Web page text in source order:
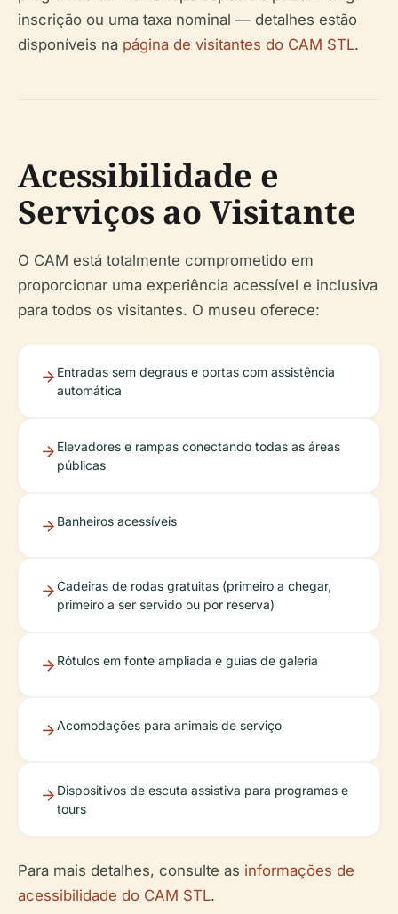
inscrição ou uma taxa nominal — detalhes estão
disponíveis na página de visitantes do CAM STL.
Acessibilidade e
Serviços ao Visitante
O CAM está totalmente comprometido em
proporcionar uma experiência acessível e inclusiva
para todos os visitantes. O museu oferece:
Entradas sem degraus e portas com assistência
automática
Elevadores e rampas conectando todas as áreas
públicas
Banheiros acessíveis
Cadeiras de rodas gratuitas (primeiro a chegar,
primeiro a ser servido ou por reserva)
Rótulos em fonte ampliada e guias de galeria
Acomodações para animais de serviço
Dispositivos de escuta assistiva para programas e
tours
Para mais detalhes, consulte as informações de
acessibilidade do CAM STL.